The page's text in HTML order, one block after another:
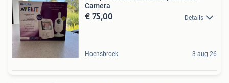
Camera
€ 75,00 Details
Hoensbroek 3 aug 26